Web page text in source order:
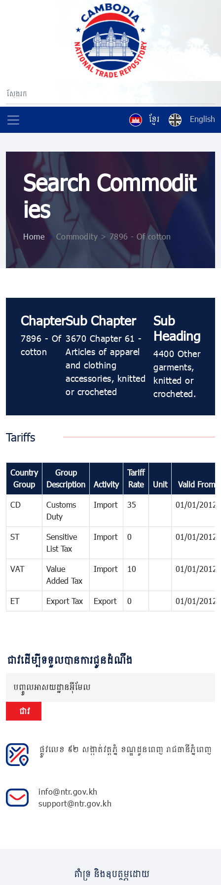
ខ្មែរ English
Search Commodit
ies
Home > Commodity > 7896 - Of cotton
Chapter
7896 - Of
cotton
Sub Chapter
3670 Chapter 61 -
Articles of apparel
and clothing
accessories, knitted
or crocheted
Sub
Heading
4400 Other
garments,
knitted or
crocheted.
Tariffs
Country
Group
Group
Description
Activity
Tariff
Rate
Unit Valid From
CD
Customs
Duty
Import 35 01/01/2012
ST
Sensitive
List Tax
Import 0 01/01/2012
VAT
Value
Added Tax
Import 10 01/01/2012
ET Export Tax Export 0 01/01/2012
ជាវដើម្បីទទួលបានការជូនដំណឹង
បញ្ចូលអាសយដ្ឋានអ៊ីមែល
ជាវ
ផ្លូវលេខ ៩២ សង្កាត់វត្តភ្នំ ខណ្ឌដូនពេញ រាជធានីភ្នំពេញ
info@ntr.gov.kh
support@ntr.gov.kh
គាំទ្រ និងឧបត្ថម្ភដោយ